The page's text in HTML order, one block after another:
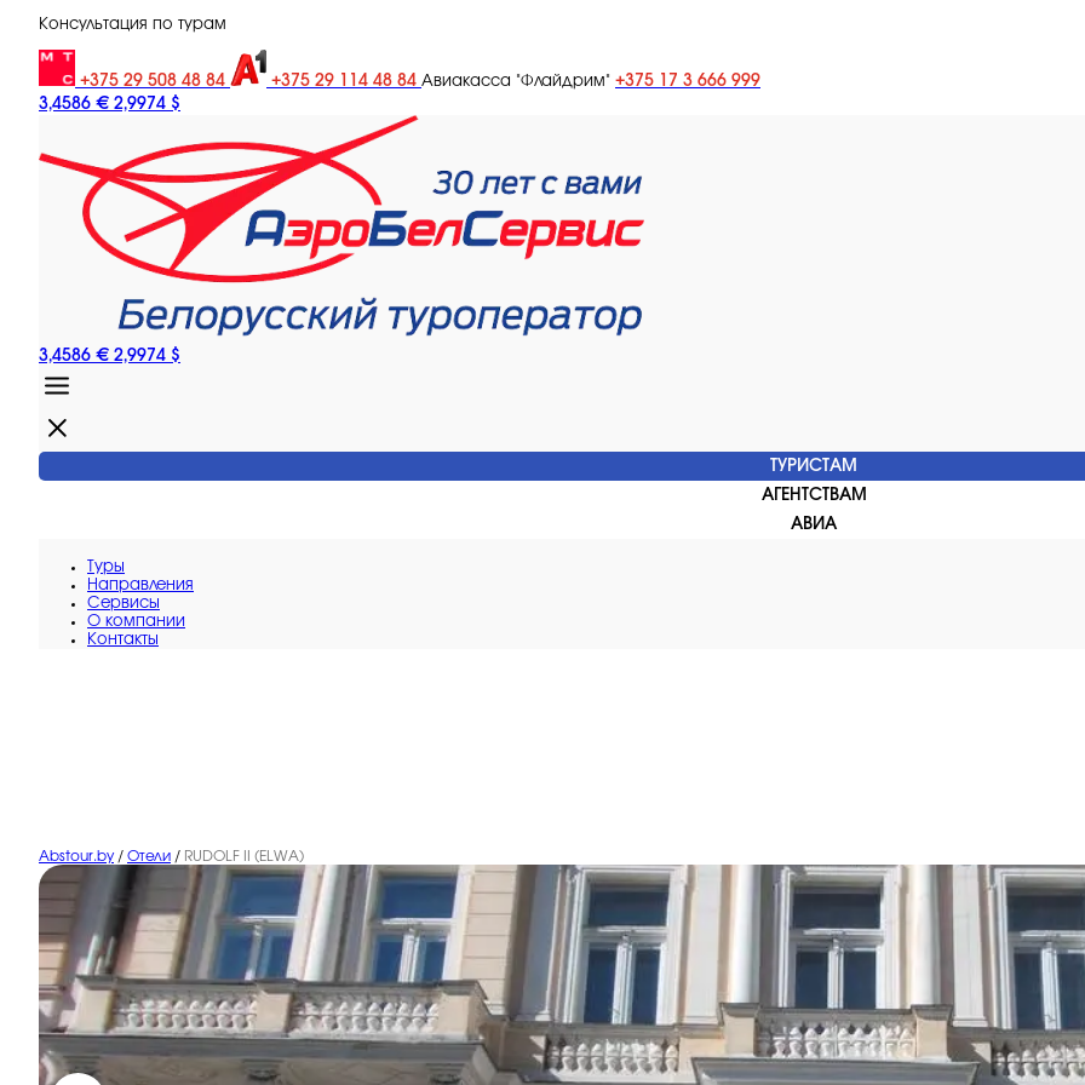
Консультация по турам
+375 29 508 48 84 +375 29 114 48 84 Авиакасса "Флайдрим" +375 17 3 666 999
3,4586 € 2,9974 $
3,4586 € 2,9974 $
ТУРИСТАМ
АГЕНТСТВАМ
АВИА
Туры
Направления
Сервисы
O компании
Контакты
Abstour.by / Отели / RUDOLF II (ELWA)